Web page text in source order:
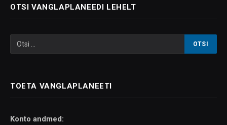
OTSI VANGLAPLANEEDI LEHELT
TOETA VANGLAPLANEETI
Konto andmed: